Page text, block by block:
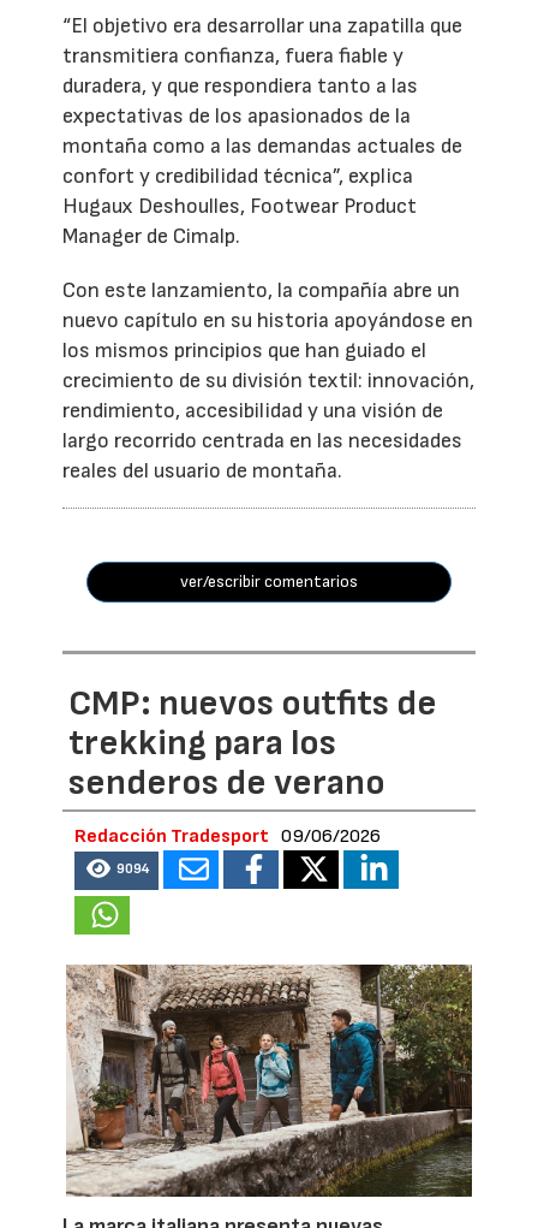
“El objetivo era desarrollar una zapatilla que
transmitiera confianza, fuera fiable y
duradera, y que respondiera tanto a las
expectativas de los apasionados de la
montaña como a las demandas actuales de
confort y credibilidad técnica”, explica
Hugaux Deshoulles, Footwear Product
Manager de Cimalp.
Con este lanzamiento, la compañía abre un
nuevo capítulo en su historia apoyándose en
los mismos principios que han guiado el
crecimiento de su división textil: innovación,
rendimiento, accesibilidad y una visión de
largo recorrido centrada en las necesidades
reales del usuario de montaña.
ver/escribir comentarios
CMP: nuevos outfits de
trekking para los
senderos de verano
Redacción Tradesport 09/06/2026
9094